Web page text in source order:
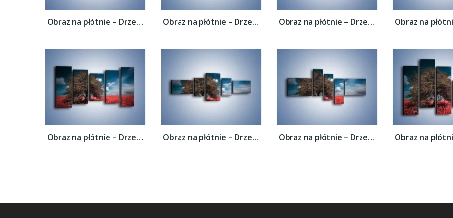
Obraz na płótnie – Drzewo na czerwonej... Obraz na płótnie – Drzewo na czerwonej... Obraz na płótnie – Drzewo na czerwonej...
Obraz na płótnie – Drzewo na czerwonej... Obraz na płótnie – Drzewo na czerwonej... Obraz na płótnie – Drzewo na czerwonej...